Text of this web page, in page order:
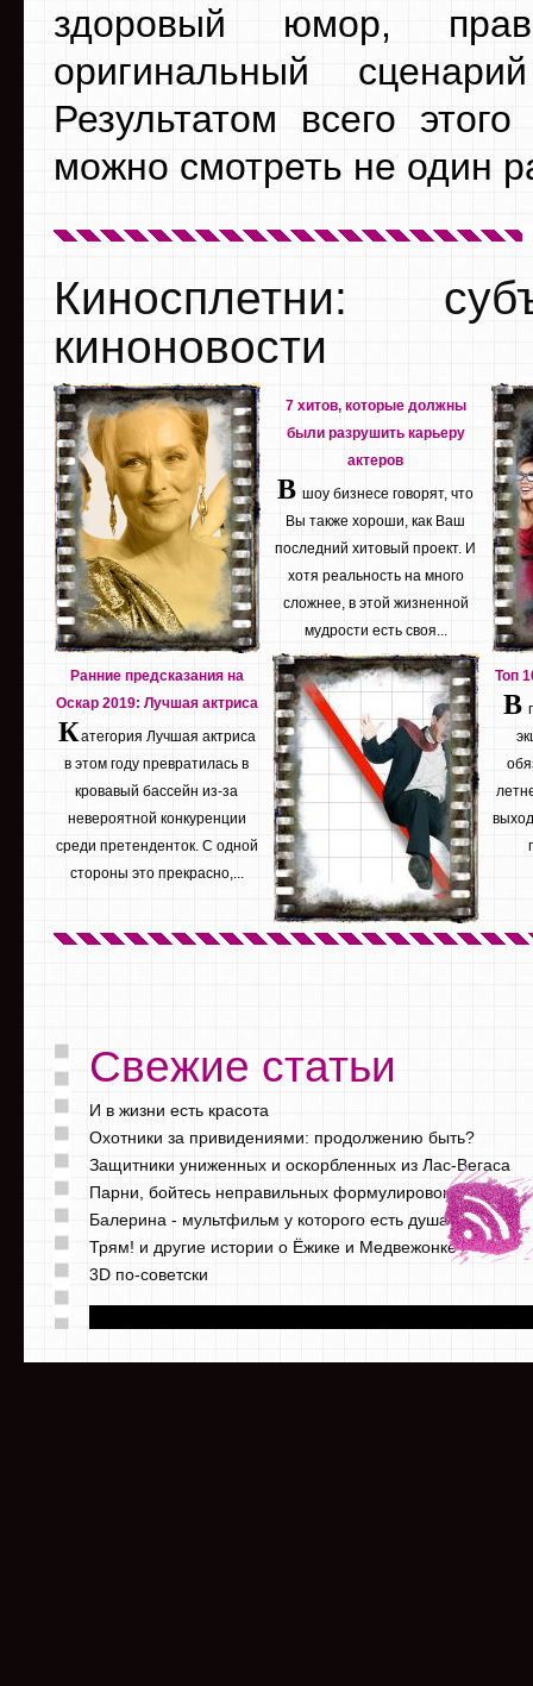
здоровый юмор,
оригинальный
Результатом всего
можно смотреть не один
Киносплетни:
киноновости
Ранние предсказания на
Оскар 2019: Лучшая актриса
Категория Лучшая актриса
в этом году превратилась в
кровавый бассейн из-за
невероятной конкуренции
среди претенденток. С одной
стороны это прекрасно,...
7 хитов, которые должны
были разрушить карьеру
актеров
В шоу бизнесе говорят, что
Вы также хороши, как Ваш
последний хитовый проект. И
хотя реальность на много
сложнее, в этой жизненной
мудрости есть своя...
Топ
В
Свежие статьи
И в жизни есть красота
Охотники за привидениями: продолжению быть?
Защитники униженных и оскорбленных из Лас-Вегаса
Парни, бойтесь неправильных формулировок
Балерина - мультфильм у которого есть душа
Трям! и другие истории о Ёжике и Медвежонке
3D по-советски